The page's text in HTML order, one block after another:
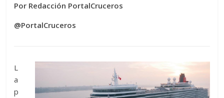
Por Redacción PortalCruceros
@PortalCruceros
L
a
p